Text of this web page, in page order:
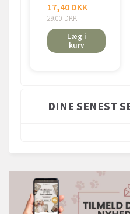
17,40 DKK
29,00 DKK
Læg i
kurv
DINE SENEST